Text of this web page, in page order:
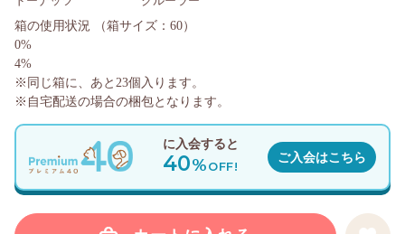
に入会すると
40%OFF!
ご入会はこちら
箱の使用状況
（箱サイズ：60）
0%
4%
※同じ箱に、あと 23個入ります。
※自宅配送の場合の梱包となります。